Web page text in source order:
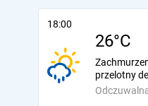
18:00
26°C
przelotny